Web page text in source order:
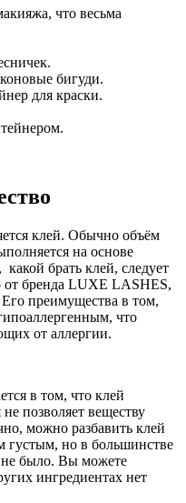
что весьма
бигуди.
для краски.
клей. Обычно объём
на основе
брать клей, следует
от бренда LUXE LASHES,
преимущества в том,
что
от аллергии.
в том, что клей
позволяет веществу
можно разбавить клей
густым, но в большинстве
не было. Вы можете
ингредиентах нет